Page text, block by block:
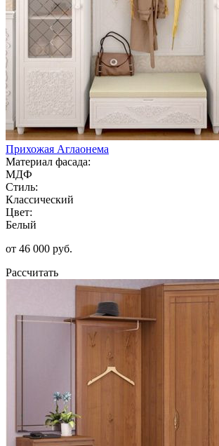
Прихожая Аглаонема
Материал фасада:
МДФ
Стиль:
Классический
Цвет:
Белый
от 46 000 руб.
Рассчитать